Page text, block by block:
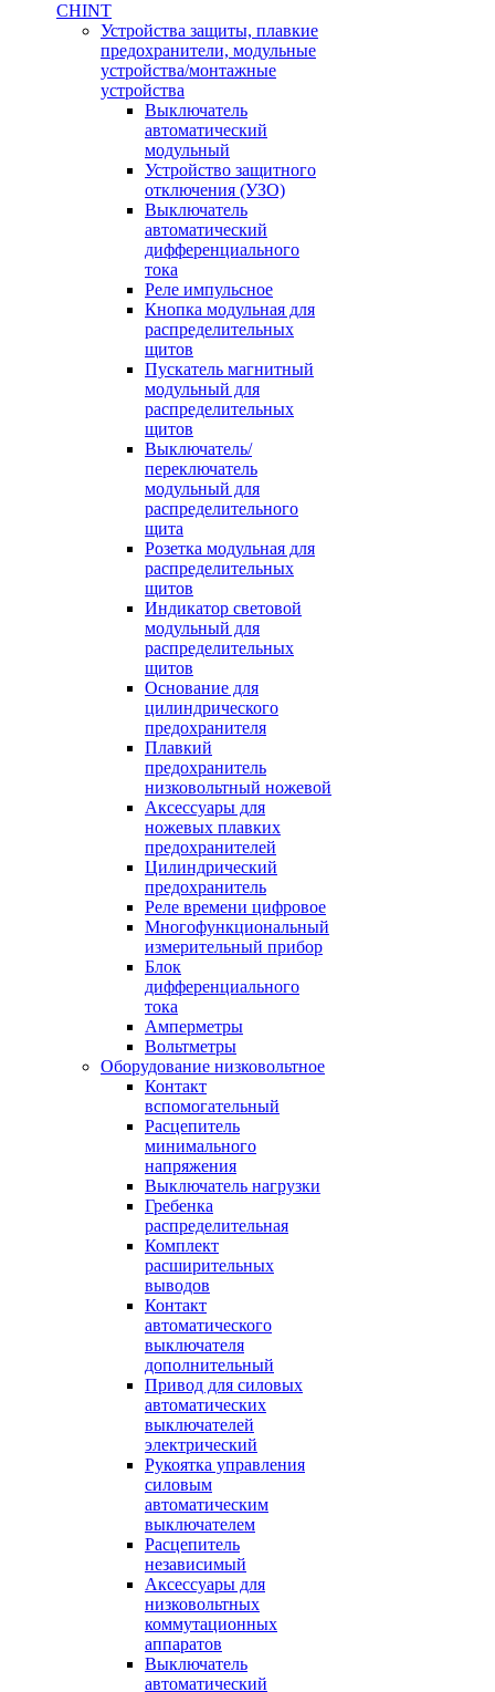
CHINT
Устройства защиты, плавкие
предохранители, модульные
устройства/монтажные
устройства
Выключатель
автоматический
модульный
Устройство защитного
отключения (УЗО)
Выключатель
автоматический
дифференциального
тока
Реле импульсное
Кнопка модульная для
распределительных
щитов
Пускатель магнитный
модульный для
распределительных
щитов
Выключатель/
переключатель
модульный для
распределительного
щита
Розетка модульная для
распределительных
щитов
Индикатор световой
модульный для
распределительных
щитов
Основание для
цилиндрического
предохранителя
Плавкий
предохранитель
низковольтный ножевой
Аксессуары для
ножевых плавких
предохранителей
Цилиндрический
предохранитель
Реле времени цифровое
Многофункциональный
измерительный прибор
Блок
дифференциального
тока
Амперметры
Вольтметры
Оборудование низковольтное
Контакт
вспомогательный
Расцепитель
минимального
напряжения
Выключатель нагрузки
Гребенка
распределительная
Комплект
расширительных
выводов
Контакт
автоматического
выключателя
дополнительный
Привод для силовых
автоматических
выключателей
электрический
Рукоятка управления
силовым
автоматическим
выключателем
Расцепитель
независимый
Аксессуары для
низковольтных
коммутационных
аппаратов
Выключатель
автоматический